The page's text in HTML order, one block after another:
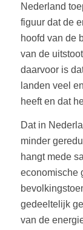
Nederland
figuur dat de
hoofd van de
van de
daarvoor is
landen veel
heeft en dat
Dat in
minder
hangt mede
economische
gedeeltelijk
van de